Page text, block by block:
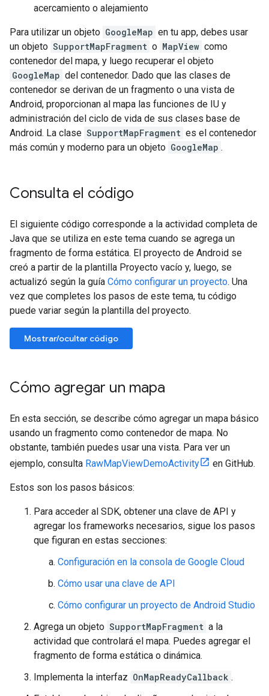
acercamiento o alejamiento
Para utilizar un objeto GoogleMap en tu app, debes usar
un objeto SupportMapFragment o MapView como
contenedor del mapa, y luego recuperar el objeto
GoogleMap del contenedor. Dado que las clases de
contenedor se derivan de un fragmento o una vista de
Android, proporcionan al mapa las funciones de IU y
administración del ciclo de vida de sus clases base de
Android. La clase SupportMapFragment es el contenedor
más común y moderno para un objeto GoogleMap .
Consulta el código
El siguiente código corresponde a la actividad completa de
Java que se utiliza en este tema cuando se agrega un
fragmento de forma estática. El proyecto de Android se
creó a partir de la plantilla Proyecto vacío y, luego, se
actualizó según la guía Cómo configurar un proyecto. Una
vez que completes los pasos de este tema, tu código
puede variar según la plantilla del proyecto.
Mostrar/ocultar código
Cómo agregar un mapa
En esta sección, se describe cómo agregar un mapa básico
usando un fragmento como contenedor de mapa. No
obstante, también puedes usar una vista. Para ver un
ejemplo, consulta RawMapViewDemoActivity en GitHub.
Estos son los pasos básicos:
Para acceder al SDK, obtener una clave de API y
agregar los frameworks necesarios, sigue los pasos
que figuran en estas secciones:
Configuración en la consola de Google Cloud
Cómo usar una clave de API
Cómo configurar un proyecto de Android Studio
Agrega un objeto SupportMapFragment a la
actividad que controlará el mapa. Puedes agregar el
fragmento de forma estática o dinámica.
Implementa la interfaz OnMapReadyCallback .